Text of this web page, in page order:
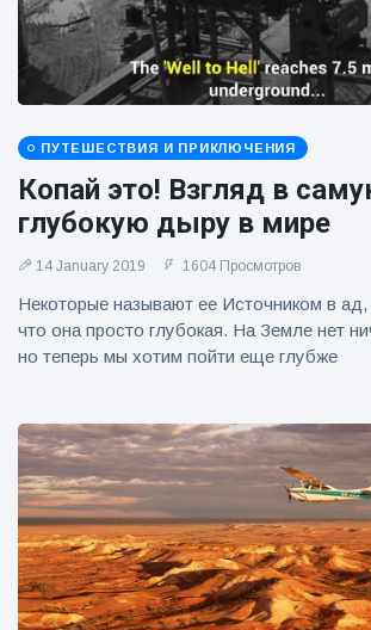
ПУТЕШЕСТВИЯ И ПРИКЛЮЧЕНИЯ
Копай это! Взгляд в
глубокую дыру в мире
14 January 2019 1604 Просмотров
Некоторые называют ее Источником в ад,
что она просто глубокая. На Земле нет
но теперь мы хотим пойти еще глубже